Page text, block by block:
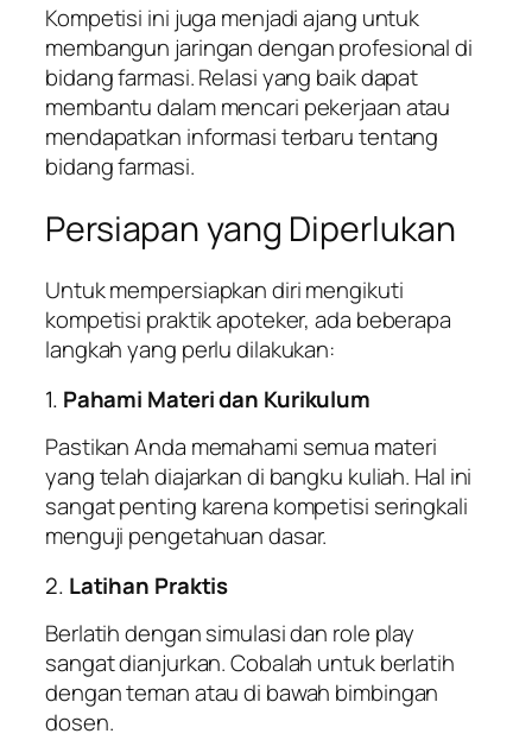
Kompetisi ini juga menjadi ajang untuk
membangun jaringan dengan profesional di
bidang farmasi. Relasi yang baik dapat
membantu dalam mencari pekerjaan atau
mendapatkan informasi terbaru tentang
bidang farmasi.
Persiapan yang Diperlukan
Untuk mempersiapkan diri mengikuti
kompetisi praktik apoteker, ada beberapa
langkah yang perlu dilakukan:
1. Pahami Materi dan Kurikulum
Pastikan Anda memahami semua materi
yang telah diajarkan di bangku kuliah. Hal ini
sangat penting karena kompetisi seringkali
menguji pengetahuan dasar.
2. Latihan Praktis
Berlatih dengan simulasi dan role play
sangat dianjurkan. Cobalah untuk berlatih
dengan teman atau di bawah bimbingan
dosen.